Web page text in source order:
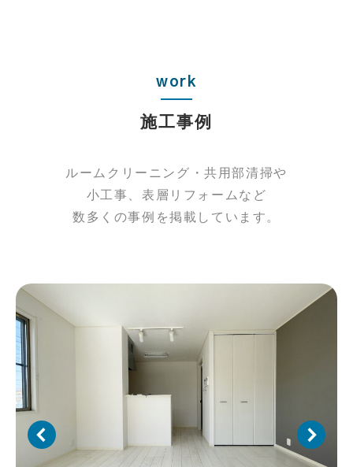
work
施工事例
ルームクリーニング・共用部清掃や
小工事、表層リフォームなど
数多くの事例を掲載しています。